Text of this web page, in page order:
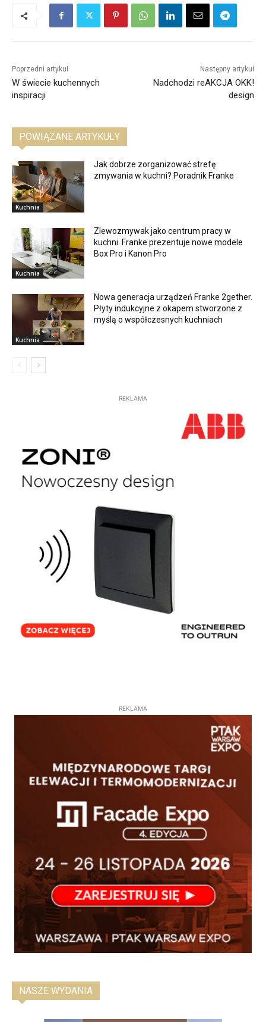
Poprzedni artykuł
W świecie kuchennych
inspiracji
Następny artykuł
Nadchodzi reAKCJA OKK!
design
POWIĄZANE ARTYKUŁY
Kuchnia
Jak dobrze zorganizować strefę
zmywania w kuchni? Poradnik Franke
Kuchnia
Zlewozmywak jako centrum pracy w
kuchni. Franke prezentuje nowe modele
Box Pro i Kanon Pro
Kuchnia
Nowa generacja urządzeń Franke 2gether.
Płyty indukcyjne z okapem stworzone z
myślą o współczesnych kuchniach
REKLAMA
REKLAMA
NASZE WYDANIA